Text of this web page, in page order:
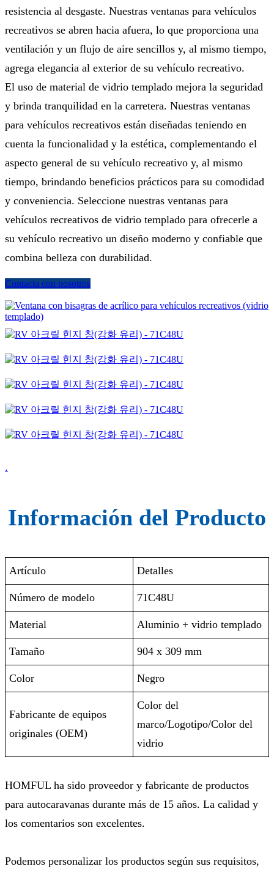
resistencia al desgaste. Nuestras ventanas para vehículos
recreativos se abren hacia afuera, lo que proporciona una
ventilación y un flujo de aire sencillos y, al mismo tiempo,
agrega elegancia al exterior de su vehículo recreativo.
El uso de material de vidrio templado mejora la seguridad
y brinda tranquilidad en la carretera. Nuestras ventanas
para vehículos recreativos están diseñadas teniendo en
cuenta la funcionalidad y la estética, complementando el
aspecto general de su vehículo recreativo y, al mismo
tiempo, brindando beneficios prácticos para su comodidad
y conveniencia. Seleccione nuestras ventanas para
vehículos recreativos de vidrio templado para ofrecerle a
su vehículo recreativo un diseño moderno y confiable que
combina belleza con durabilidad.
Contacta con nosotros
.
Información del Producto
Artículo Detalles
Número de modelo 71C48U
Material Aluminio + vidrio templado
Tamaño 904 x 309 mm
Color Negro
Fabricante de equipos
originales (OEM)
Color del
marco/Logotipo/Color del
vidrio
HOMFUL ha sido proveedor y fabricante de productos
para autocaravanas durante más de 15 años. La calidad y
los comentarios son excelentes.
Podemos personalizar los productos según sus requisitos,